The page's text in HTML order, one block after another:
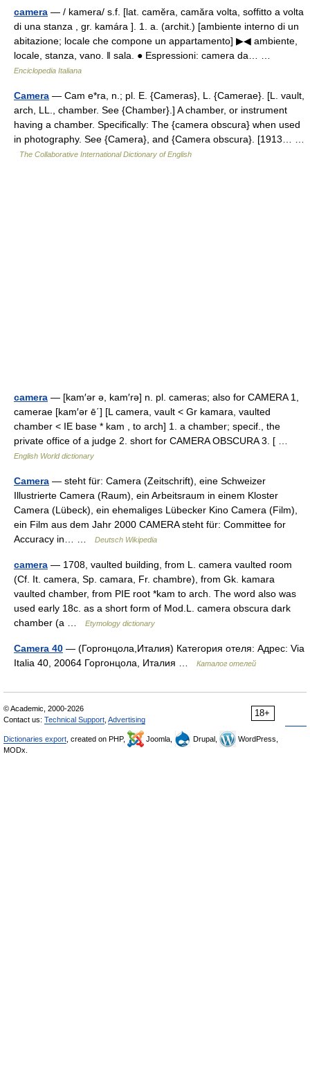
camera — / kamera/ s.f. [lat. camĕra, camăra volta, soffitto a volta
di una stanza , gr. kamára ]. 1. a. (archit.) [ambiente interno di un
abitazione; locale che compone un appartamento] ▶◀ ambiente,
locale, stanza, vano. ‖ sala. ● Espressioni: camera da… …
Enciclopedia Italiana
Camera — Cam e*ra, n.; pl. E. {Cameras}, L. {Camerae}. [L. vault,
arch, LL., chamber. See {Chamber}.] A chamber, or instrument
having a chamber. Specifically: The {camera obscura} when used
in photography. See {Camera}, and {Camera obscura}. [1913… …
The Collaborative International Dictionary of English
camera — [kam′ər ə, kam′rə] n. pl. cameras; also for CAMERA 1,
camerae [kam′ər ē΄] [L camera, vault < Gr kamara, vaulted
chamber < IE base * kam , to arch] 1. a chamber; specif., the
private office of a judge 2. short for CAMERA OBSCURA 3. [ …
English World dictionary
Camera — steht für: Camera (Zeitschrift), eine Schweizer
Illustrierte Camera (Raum), ein Arbeitsraum in einem Kloster
Camera (Lübeck), ein ehemaliges Lübecker Kino Camera (Film),
ein Film aus dem Jahr 2000 CAMERA steht für: Committee for
Accuracy in… …
Deutsch Wikipedia
camera — 1708, vaulted building, from L. camera vaulted room
(Cf. It. camera, Sp. camara, Fr. chambre), from Gk. kamara
vaulted chamber, from PIE root *kam to arch. The word also was
used early 18c. as a short form of Mod.L. camera obscura dark
chamber (a …
Etymology dictionary
Camera 40 — (Горгонцола,Италия) Категория отеля: Адрес: Via
Italia 40, 20064 Горгонцола, Италия …
Каталог отелей
18+
© Academic, 2000-2026
Contact us: Technical Support Advertising
Dictionaries export , created on PHP, Joomla, Drupal,
WordPress,
MODx.